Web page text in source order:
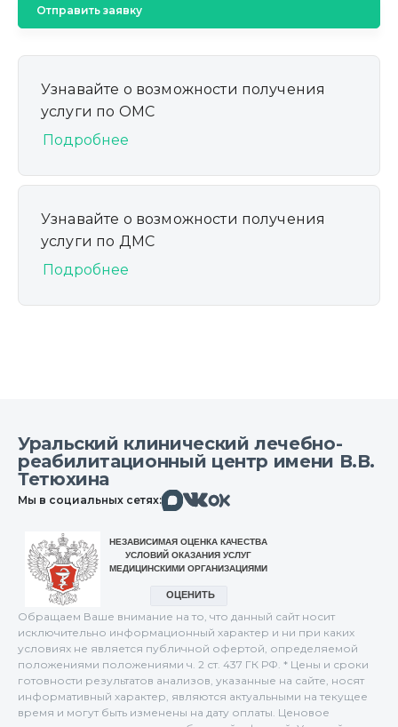
Отправить заявку
Узнавайте о возможности получения
услуги по ОМС
Подробнее
Узнавайте о возможности получения
услуги по ДМС
Подробнее
Уральский клинический лечебно-
реабилитационный центр имени В.В.
Тетюхина
Мы в социальных сетях:МаксВконтактеОдноклассники
Обращаем Ваше внимание на то, что данный сайт носит
исключительно информационный характер и ни при каких
условиях не является публичной офертой, определяемой
положениями положениями ч. 2 ст. 437 ГК РФ. * Цены и сроки
готовности результатов анализов, указанные на сайте, носят
информативный характер, являются актуальными на текущее
время и могут быть изменены на дату оплаты. Ценовое